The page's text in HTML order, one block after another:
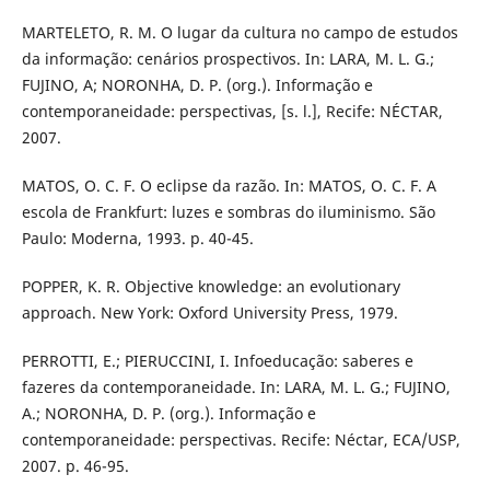
MARTELETO, R. M. O lugar da cultura no campo de estudos
da informação: cenários prospectivos. In: LARA, M. L. G.;
FUJINO, A; NORONHA, D. P. (org.). Informação e
contemporaneidade: perspectivas, [s. l.], Recife: NÉCTAR,
2007.
MATOS, O. C. F. O eclipse da razão. In: MATOS, O. C. F. A
escola de Frankfurt: luzes e sombras do iluminismo. São
Paulo: Moderna, 1993. p. 40-45.
POPPER, K. R. Objective knowledge: an evolutionary
approach. New York: Oxford University Press, 1979.
PERROTTI, E.; PIERUCCINI, I. Infoeducação: saberes e
fazeres da contemporaneidade. In: LARA, M. L. G.; FUJINO,
A.; NORONHA, D. P. (org.). Informação e
contemporaneidade: perspectivas. Recife: Néctar, ECA/USP,
2007. p. 46-95.